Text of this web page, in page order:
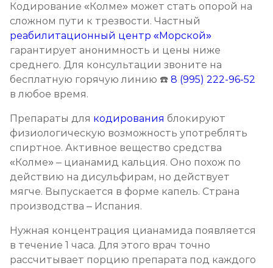
Кодирование препаратом Тетлонг 250
от 3 200 ₽ Записаться
Кодирование Колме
от 3 600 ₽ Записаться
Кодирование с провокацией
Записаться
Кодирование СИТ
от 4 300 ₽ Записаться
Кодирование тройной блок
от 5 700 ₽ Записаться
Кодирование «Колме» может стать опорой на
сложном пути к трезвости. Частный
реабилитационный центр «Морской»
гарантирует анонимность и цены ниже
среднего. Для консультации звоните на
бесплатную горячую линию ☎️ 8 (995) 222-96-52
в любое время.
Препараты для кодирования блокируют
физиологическую возможность употреблять
спиртное. Активное вещество средства
«Колме» – цианамид кальция. Оно похож по
действию на дисульфирам, но действует
мягче. Выпускается в форме капель. Страна
производства – Испания.
Нужная концентрация цианамида появляется
в течение 1 часа. Для этого врач точно
рассчитывает порцию препарата под каждого